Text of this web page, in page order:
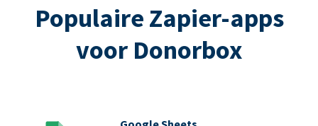
Populaire Zapier-apps
voor Donorbox